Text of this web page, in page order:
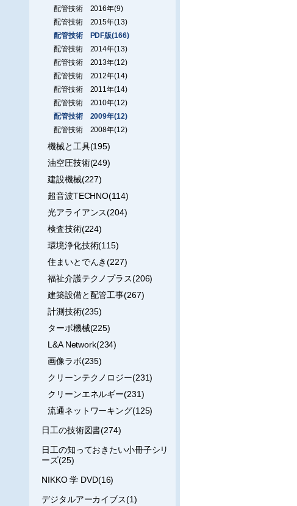
配管技術 2016年(9)
配管技術 2015年(13)
配管技術 PDF版(166)
配管技術 2014年(13)
配管技術 2013年(12)
配管技術 2012年(14)
配管技術 2011年(14)
配管技術 2010年(12)
配管技術 2009年(12)
配管技術 2008年(12)
機械と工具(195)
油空圧技術(249)
建設機械(227)
超音波TECHNO(114)
光アライアンス(204)
検査技術(224)
環境浄化技術(115)
住まいとでんき(227)
福祉介護テクノプラス(206)
建築設備と配管工事(267)
計測技術(235)
ターボ機械(225)
L&A Network(234)
画像ラボ(235)
クリーンテクノロジー(231)
クリーンエネルギー(231)
流通ネットワーキング(125)
日工の技術図書(274)
日工の知っておきたい小冊子シリ
ーズ(25)
NIKKO 学 DVD(16)
デジタルアーカイブス(1)